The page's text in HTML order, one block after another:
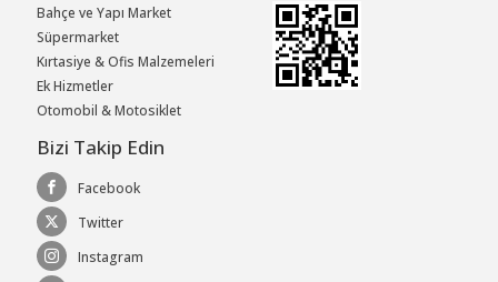
Bahçe ve Yapı Market
Süpermarket
Kırtasiye & Ofis Malzemeleri
Ek Hizmetler
Otomobil & Motosiklet
Bizi Takip Edin
Facebook
Twitter
Instagram